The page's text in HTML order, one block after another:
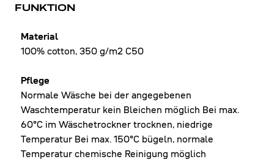
FUNKTION
Material
100% cotton, 350 g/m2 C50
Pflege
Normale Wäsche bei der angegebenen
Waschtemperatur kein Bleichen möglich Bei max.
60°C im Wäschetrockner trocknen, niedrige
Temperatur Bei max. 150°C bügeln, normale
Temperatur chemische Reinigung möglich